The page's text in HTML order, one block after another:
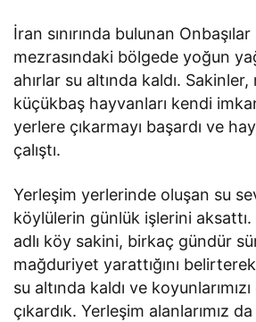
İran sınırında bulunan
mezrasındaki bölgede yoğun
ahırlar su altında kaldı.
küçükbaş hayvanları kendi
yerlere çıkarmayı başardı ve
çalıştı.
Yerleşim yerlerinde oluşan su
köylülerin günlük işlerini aksattı.
adlı köy sakini, birkaç gündür
mağduriyet yarattığını
su altında kaldı ve
çıkardık. Yerleşim alanlarımız